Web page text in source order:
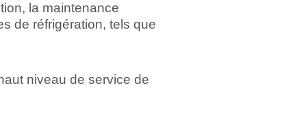
la maintenance
de réfrigération, tels que
niveau de service de